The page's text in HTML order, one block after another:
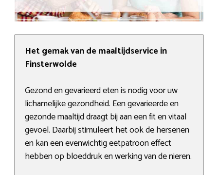
Het gemak van de maaltijdservice in
Finsterwolde
Gezond en gevarieerd eten is nodig voor uw
lichamelijke gezondheid. Een gevarieerde en
gezonde maaltijd draagt bij aan een fit en vitaal
gevoel. Daarbij stimuleert het ook de hersenen
en kan een evenwichtig eetpatroon effect
hebben op bloeddruk en werking van de nieren.